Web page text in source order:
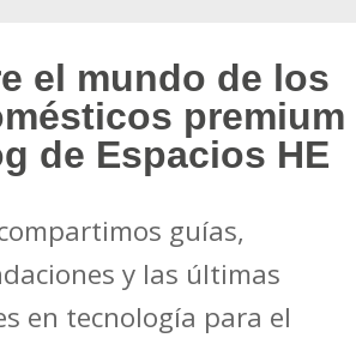
el mundo de los
premium
de Espacios HE
guías,
y las últimas
en tecnología para el